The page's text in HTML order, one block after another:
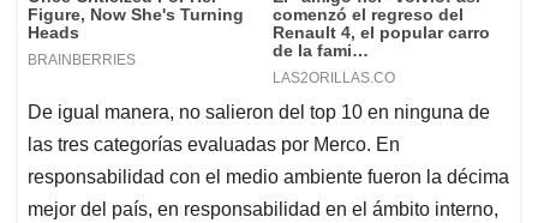
De igual manera, no salieron del top 10 en ninguna de
las tres categorías evaluadas por Merco. En
responsabilidad con el medio ambiente fueron la décima
mejor del país, en responsabilidad en el ámbito interno,